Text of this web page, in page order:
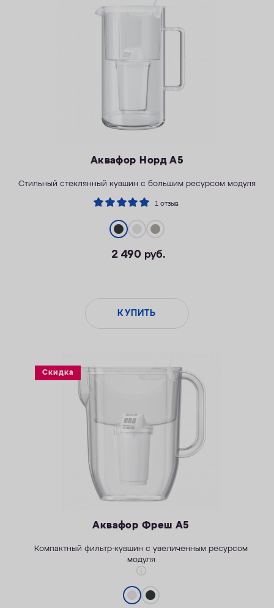
Аквафор Норд А5
Стильный стеклянный кувшин с большим ресурсом модуля
1 отзыв
2 490 руб.
КУПИТЬ
Скидка
Аквафор Фреш А5
Компактный фильтр-кувшин с увеличенным ресурсом
модуля